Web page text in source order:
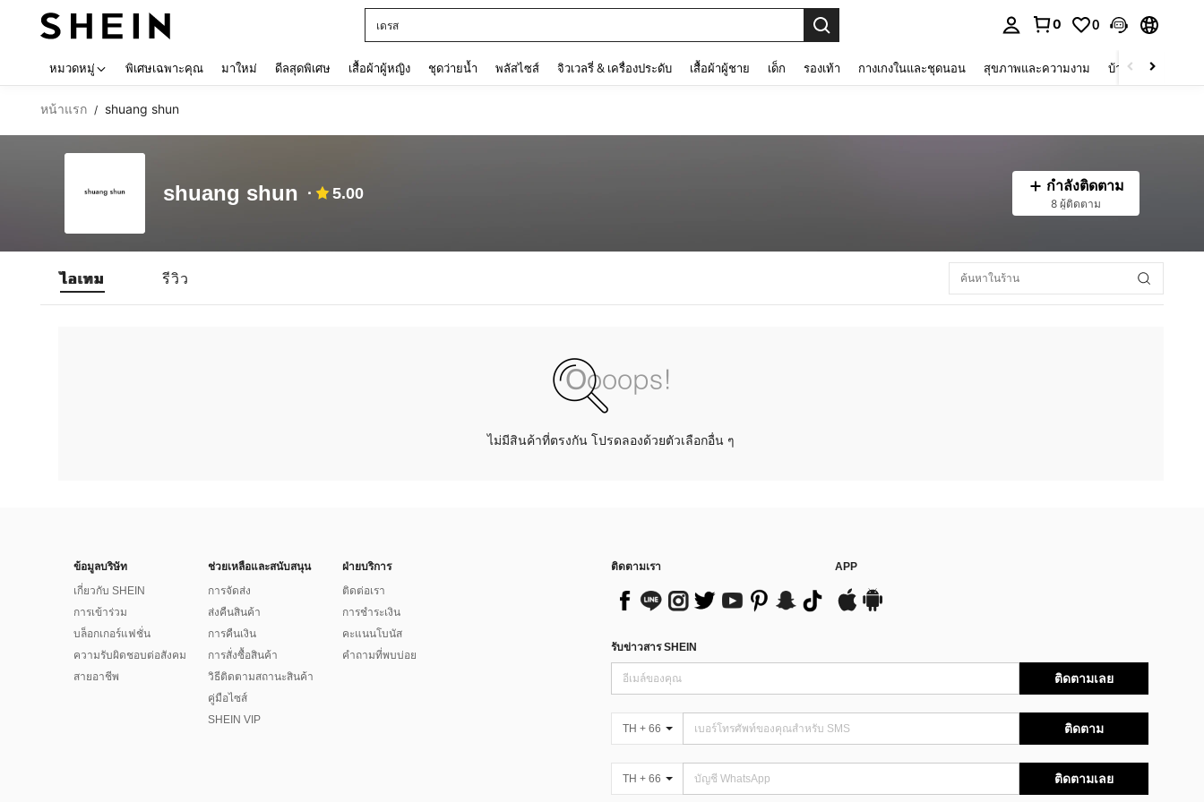
เดรส
0 0
หมวดหมู่ พิเศษเฉพาะคุณ มาใหม่ ดีลสุดพิเศษ เสื้อผ้าผู้หญิง ชุดว่ายน้ำ พลัสไซส์ จิวเวลรี่ & เครื่องประดับ เสื้อผ้าผู้ชาย เด็ก รองเท้า กางเกงในและชุดนอน สุขภาพและความงาม บ้านและที่อยู่อาศัย
หน้าแรก / shuang shun
shuang shun 5.00 กำลังติดตาม
8 ผู้ติดตาม
ไอเทม รีวิว
ไม่มีสินค้าที่ตรงกัน โปรดลองด้วยตัวเลือกอื่น ๆ
ข้อมูลบริษัท
เกี่ยวกับ SHEIN
การเข้าร่วม
บล็อกเกอร์แฟชั่น
ความรับผิดชอบต่อสังคม
สายอาชีพ
ช่วยเหลือและสนับสนุน
การจัดส่ง
ส่งคืนสินค้า
การคืนเงิน
การสั่งซื้อสินค้า
วิธีติดตามสถานะสินค้า
คู่มือไซส์
SHEIN VIP
ฝ่ายบริการ
ติดต่อเรา
การชำระเงิน
คะแนนโบนัส
คำถามที่พบบ่อย
ติดตามเรา APP
รับข่าวสาร SHEIN
ติดตามเลย
TH + 66 ติดตาม
TH + 66 ติดตามเลย